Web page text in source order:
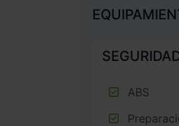
ABS